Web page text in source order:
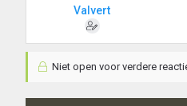
Valvert
Niet open voor verdere